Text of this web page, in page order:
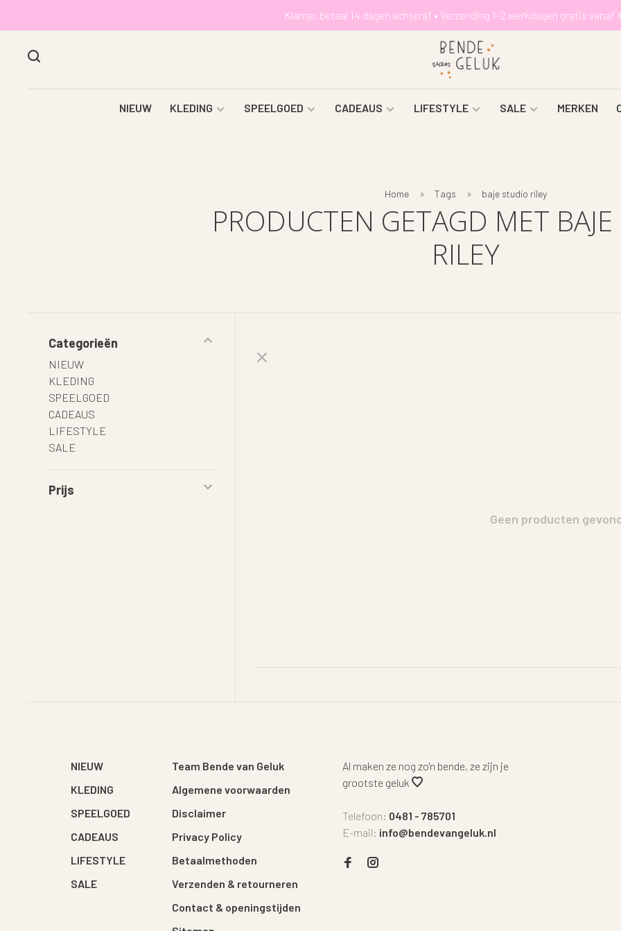
Klarna: betaal 14 dagen achteraf • Verzending 1-2 werkdagen gratis vanaf
NIEUW KLEDING SPEELGOED CADEAUS LIFESTYLE SALE MERKEN
Home Tags baje studio riley
PRODUCTEN GETAGD MET
RILEY
Categorieën
NIEUW
KLEDING
SPEELGOED
CADEAUS
LIFESTYLE
SALE
Prijs
Geen producten
NIEUW
KLEDING
SPEELGOED
CADEAUS
LIFESTYLE
SALE
Team Bende van Geluk
Algemene voorwaarden
Disclaimer
Privacy Policy
Betaalmethoden
Verzenden & retourneren
Contact & openingstijden
Al maken ze nog zo'n bende, ze zijn je
grootste geluk
Telefoon: 0481 - 785701
E-mail: info@bendevangeluk.nl